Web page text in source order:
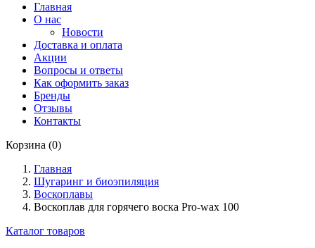
Главная
О нас
Новости
Доставка и оплата
Акции
Вопросы и ответы
Как оформить заказ
Бренды
Отзывы
Контакты
Корзина (0)
Главная
Шугаринг и биоэпиляция
Воскоплавы
Воскоплав для горячего воска Pro-wax 100
Каталог товаров